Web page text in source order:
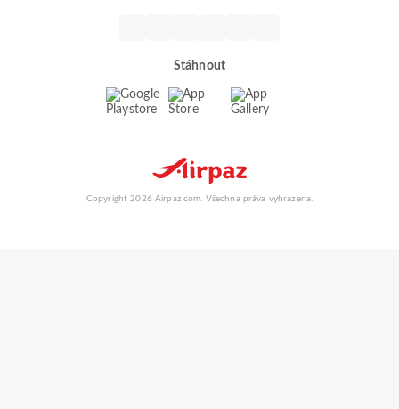
Stáhnout
Copyright 2026 Airpaz.com. Všechna práva vyhrazena.